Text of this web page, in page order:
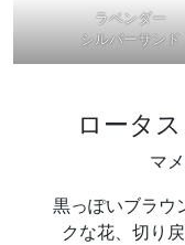
ラベンダー
シルバーサンド
ロータ
マ
黒っぽいブラウ
クな花、切り